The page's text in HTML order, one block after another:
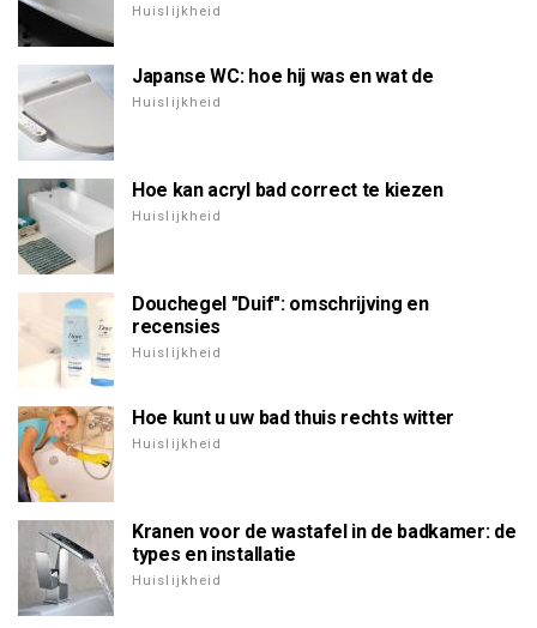
Huislijkheid
Japanse WC: hoe hij was en wat de
Huislijkheid
Hoe kan acryl bad correct te kiezen
Huislijkheid
Douchegel "Duif": omschrijving en
recensies
Huislijkheid
Hoe kunt u uw bad thuis rechts witter
Huislijkheid
Kranen voor de wastafel in de badkamer: de
types en installatie
Huislijkheid